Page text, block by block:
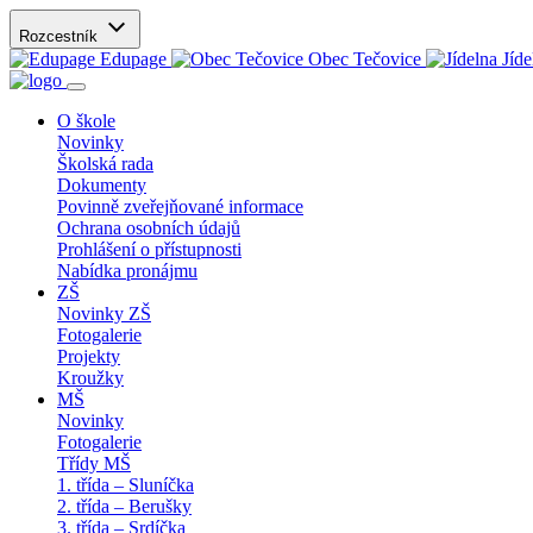
Rozcestník
Edupage Obec Tečovice
O škole
Novinky
Školská rada
Dokumenty
Povinně zveřejňované informace
Ochrana osobních údajů
Prohlášení o přístupnosti
Nabídka pronájmu
ZŠ
Novinky ZŠ
Fotogalerie
Projekty
Kroužky
MŠ
Novinky
Fotogalerie
Třídy MŠ
1. třída – Sluníčka
2. třída – Berušky
3. třída – Srdíčka